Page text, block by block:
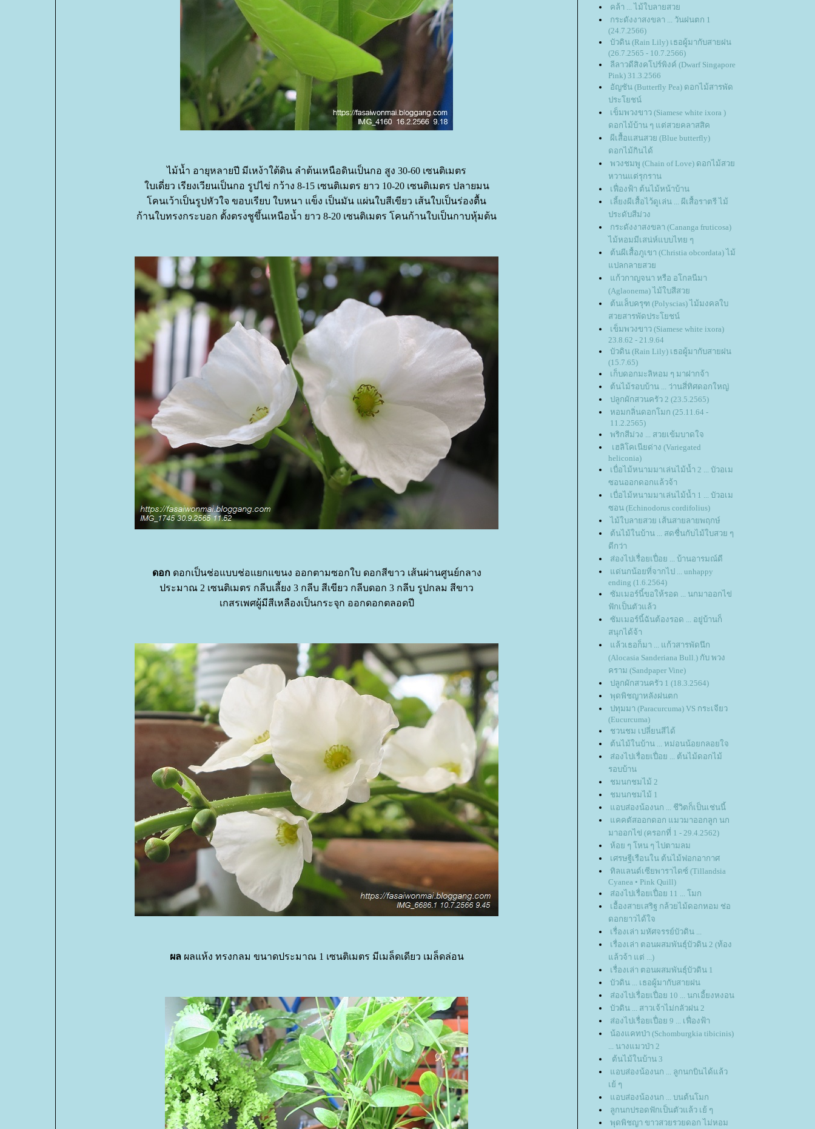
ไม้น้ำ อายุหลายปี มีเหง้าใต้ดิน ลำต้นเหนือดินเป็นกอ สูง 30-60 เซนติเมตร
บเดี่ยว เรียงเวียนเป็นกอ รูปไข่ กว้าง 8-15 เซนติเมตร ยาว 10-20 เซนติเมตร ปลายมน
คนเว้าเป็นรูปหัวใจ ขอบเรียบ ใบหนา แข็ง เป็นมัน แผ่นใบสีเขียว เส้นใบเป็นร่องตื้น
ก้านใบทรงกระบอก ตั้งตรงชูขึ้นเหนือน้ำ ยาว 8-20 เซนติเมตร โคนก้านใบเป็นกาบหุ้มต้น
ดอกดอกเป็นช่อแบบช่อแยกแขนง ออกตามซอกใบ ดอกสีขาว เส้นผ่านศูนย์กลาง
ประมาณ 2 เซนติเมตร กลีบเลี้ยง 3 กลีบ สีเขียว กลีบดอก 3 กลีบ รูปกลม สีขาว
เกสรเพศผู้มีสีเหลืองเป็นกระจุก ออกดอกตลอดปี
ผล ผลแห้ง ทรงกลม ขนาดประมาณ 1 เซนติเมตร มีเมล็ดเดียว เมล็ดล่อน
คล้า ... ไม้ใบลายสว
กระดังงาสงขลา ... วันฝนตก 1
(24.7.2566)
บัวดิน (Rain Lily) เธอผู้มากับสายฝน
(26.7.2565 - 10.7.2566)
ลีลาวดีสิงคโปร์พิงค์ (Dwarf Singapore
Pink) 31.3.2566
อัญชัน (Butterfly Pea) ดอกไม้สารพัด
ประโยชน์
เข็มพวงขาว (Siamese white ixora )
ดอกไม้บ้าน ๆ แต่สวยคลาสสิค
ผีเสื้อแสนสวย (Blue butterfly)
ดอกไม้กินได้
พวงชมพู (Chain of Love) ดอกไม้สว
หวานแต่รุกราน
เฟื่องฟ้า ต้นไม้หน้าบ้าน
เลี้ยงผีเสื้อไว้ดูเล่น ... ผีเสื้อราตรี ไม้
ประดับสีม่วง
กระดังงาสงขลา (Cananga fruticosa)
ไม้หอมมีเสน่ห์แบบไทย ๆ
ต้นผีเสื้อภูเขา (Christia obcordata) ไม้
ปลกลายสว
ก้วกาญจนา หรือ อโกลนีมา
(Aglaonema) ไม้ใบสีสว
ต้นเล็บครุฑ (Polyscias) ไม้มงคลใบ
สวยสารพัดประโยชน์
เข็มพวงขาว (Siamese white ixora)
23.8.62 - 21.9.64
บัวดิน (Rain Lily) เธอผู้มากับสายฝน
(15.7.65)
เก็บดอกมะลิหอม ๆ มาฝากจ้า
ต้นไม้รอบบ้าน ... ว่านสี่ทิศดอกใหญ่
ปลูกผักสวนครัว 2 (23.5.2565)
หอมกลิ่นดอกโมก (25.11.64 -
11.2.2565)
พริกสีม่วง ... สวยเข้มบาดใจ
เฮลิโคเนียด่าง (Variegated
heliconia)
เบื่อไม้หนามมาเล่นไม้น้ำ 2 ... บัวอเม
ซอนออกดอกแล้วจ้า
เบื่อไม้หนามมาเล่นไม้น้ำ 1 ... บัวอเม
ซอน (Echinodorus cordifolius)
ไม้ใบลายสวย เส้นสายลายพฤกษ์
ต้นไม้ในบ้าน ... สดชื่นกับไม้ใบสวย ๆ
ดีกว่า
ส่องไปเรื่อยเปื่อย ... บ้านอารมณ์ดี
ด่นกน้อยที่จากไป ... unhappy
ending (1.6.2564)
ซัมเมอร์นี้ขอให้รอด ... นกมาออกไข่
ฟักเป็นตัวแล้ว
ซัมเมอร์นี้ฉันต้องรอด ... อยู่บ้านก็
สนุกได้จ้า
ล้วเธอก็มา ... แก้วสารพัดนึก
(Alocasia Sanderiana Bull.) กับ พวง
คราม (Sandpaper Vine)
ปลูกผักสวนครัว 1 (18.3.2564)
พุดพิชญาหลังฝนตก
ปทุมมา (Paracurcuma) VS กระเจียว
(Eucurcuma)
ชวนชม เปลี่ยนสีได้
ต้นไม้ในบ้าน ... หม่อนน้อยกลอยใจ
ส่องไปเรื่อยเปื่อย ... ต้นไม้ดอกไม้
รอบบ้าน
ชมนกชมไม้ 2
ชมนกชมไม้ 1
อบส่องน้องนก ... ชีวิตก็เป็นเช่นนี้
คคตัสออกดอก แมวมาออกลูก นก
มาออกไข่ (ครอกที่ 1 - 29.4.2562)
ห้อย ๆ โหน ๆ ไปตามลม
เศรษฐีเรือนใน ต้นไม้ฟอกอากาศ
ทิลแลนด์เซียพาราไดซ์ (Tillandsia
Cyanea • Pink Quill)
ส่องไปเรื่อยเปื่อย 11 ... โมก
เอื้องสายเสริฐ กล้วยไม้ดอกหอม ช่อ
ดอกยาวได้ใจ
เรื่องเล่า มหัศจรรย์บัวดิน ...
เรื่องเล่า ตอนผสมพันธุ์บัวดิน 2 (ท้อง
ล้วจ้า แต่ ...)
เรื่องเล่า ตอนผสมพันธุ์บัวดิน 1
บัวดิน ... เธอผู้มากับสายฝน
ส่องไปเรื่อยเปื่อย 10 ... นกเอี้ยงหงอน
บัวดิน ... สาวเจ้าไม่กลัวฝน 2
ส่องไปเรื่อยเปื่อย 9 ... เฟื่องฟ้า
น้องแคทป่า (Schomburgkia tibicinis)
... นางแมวป่า 2
ต้นไม้ในบ้าน 3
อบส่องน้องนก ... ลูกนกบินได้แล้ว
เย้ ๆ
อบส่องน้องนก ... บนต้นโมก
ลูกนกปรอดฟักเป็นตัวแล้ว เย้ ๆ
พุดพิชญา ขาวสวยรวยดอก ไม่หอม